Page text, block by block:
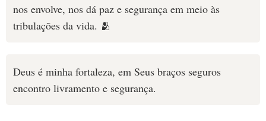
nos envolve, nos dá paz e segurança em meio às
tribulações da vida. 🫂
Deus é minha fortaleza, em Seus braços seguros
encontro livramento e segurança.